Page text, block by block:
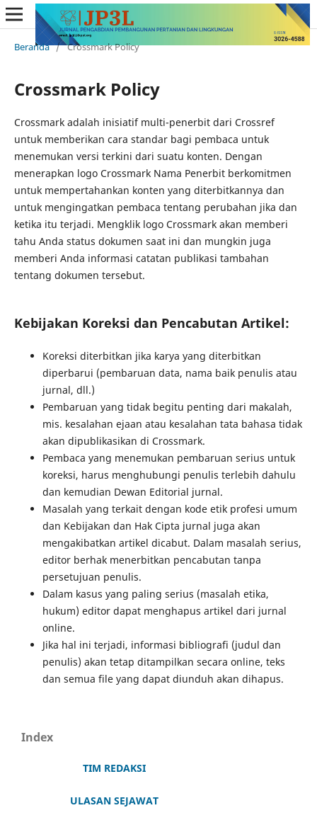
Beranda / Crossmark Policy
Crossmark Policy
Crossmark adalah inisiatif multi-penerbit dari Crossref
untuk memberikan cara standar bagi pembaca untuk
menemukan versi terkini dari suatu konten. Dengan
menerapkan logo Crossmark Nama Penerbit berkomitmen
untuk mempertahankan konten yang diterbitkannya dan
untuk mengingatkan pembaca tentang perubahan jika dan
ketika itu terjadi. Mengklik logo Crossmark akan memberi
tahu Anda status dokumen saat ini dan mungkin juga
memberi Anda informasi catatan publikasi tambahan
tentang dokumen tersebut.
Kebijakan Koreksi dan Pencabutan Artikel:
Koreksi diterbitkan jika karya yang diterbitkan
diperbarui (pembaruan data, nama baik penulis atau
jurnal, dll.)
Pembaruan yang tidak begitu penting dari makalah,
mis. kesalahan ejaan atau kesalahan tata bahasa tidak
akan dipublikasikan di Crossmark.
Pembaca yang menemukan pembaruan serius untuk
koreksi, harus menghubungi penulis terlebih dahulu
dan kemudian Dewan Editorial jurnal.
Masalah yang terkait dengan kode etik profesi umum
dan Kebijakan dan Hak Cipta jurnal juga akan
mengakibatkan artikel dicabut. Dalam masalah serius,
editor berhak menerbitkan pencabutan tanpa
persetujuan penulis.
Dalam kasus yang paling serius (masalah etika,
hukum) editor dapat menghapus artikel dari jurnal
online.
Jika hal ini terjadi, informasi bibliografi (judul dan
penulis) akan tetap ditampilkan secara online, teks
dan semua file yang dapat diunduh akan dihapus.
Index
TIM REDAKSI
ULASAN SEJAWAT